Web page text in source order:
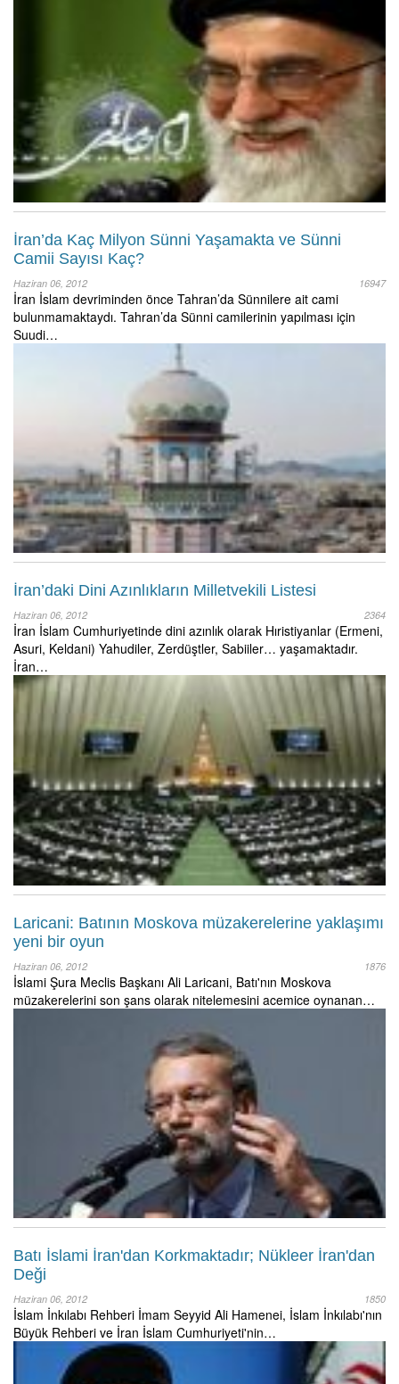
İran’da Kaç Milyon Sünni Yaşamakta ve Sünni
Camii Sayısı Kaç?
Haziran 06, 2012 16947
İran İslam devriminden önce Tahran’da Sünnilere ait cami
bulunmamaktaydı. Tahran’da Sünni camilerinin yapılması için
Suudi…
İran’daki Dini Azınlıkların Milletvekili Listesi
Haziran 06, 2012 2364
İran İslam Cumhuriyetinde dini azınlık olarak Hıristiyanlar (Ermeni,
Asuri, Keldani) Yahudiler, Zerdüştler, Sabiiler… yaşamaktadır.
İran…
Laricani: Batının Moskova müzakerelerine yaklaşımı
yeni bir oyun
Haziran 06, 2012 1876
İslami Şura Meclis Başkanı Ali Laricani, Batı'nın Moskova
müzakerelerini son şans olarak nitelemesini acemice oynanan…
Batı İslami İran'dan Korkmaktadır; Nükleer İran'dan
Deği
Haziran 06, 2012 1850
İslam İnkılabı Rehberi İmam Seyyid Ali Hamenei, İslam İnkılabı'nın
Büyük Rehberi ve İran İslam Cumhuriyeti'nin…